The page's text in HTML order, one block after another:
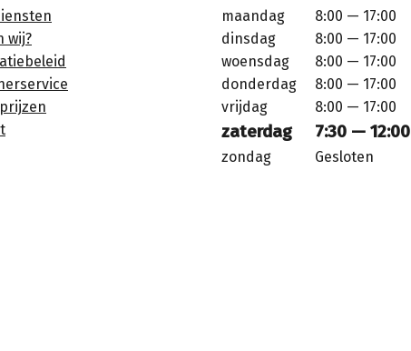
wij?
maandag
8:00 — 17:00
dinsdag
8:00 — 17:00
woensdag
8:00 — 17:00
donderdag
8:00 — 17:00
vrijdag
8:00 — 17:00
zaterdag 7:30 — 12:00
zondag Gesloten